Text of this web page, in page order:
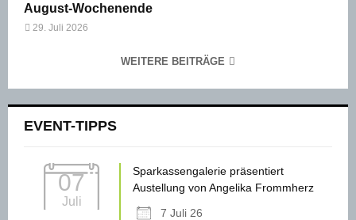
August-Wochenende
29. Juli 2026
WEITERE BEITRÄGE
EVENT-TIPPS
07
Juli
Sparkassengalerie präsentiert
Austellung von Angelika Frommherz
7 Juli 26